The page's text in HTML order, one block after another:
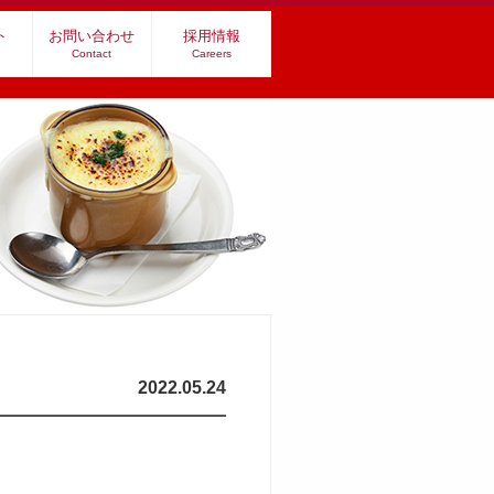
お問い合わせ
Contact
採用情報
Careers
2022.05.24